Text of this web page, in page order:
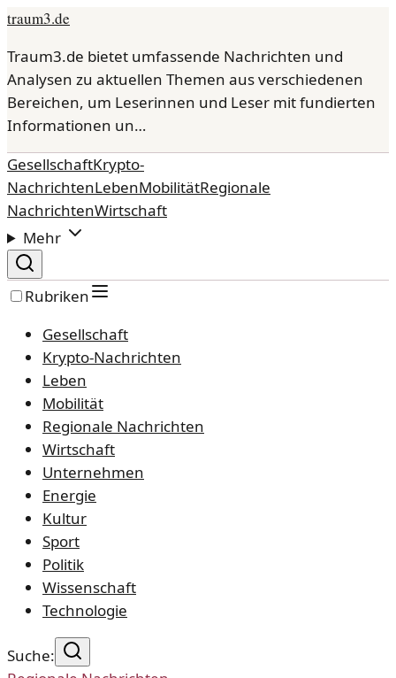
traum3.de
Traum3.de bietet umfassende Nachrichten und
Analysen zu aktuellen Themen aus verschiedenen
Bereichen, um Leserinnen und Leser mit fundierten
Informationen un…
GesellschaftKrypto-
NachrichtenLebenMobilitätRegionale
NachrichtenWirtschaft
Mehr
Rubriken
Gesellschaft
Krypto-Nachrichten
Leben
Mobilität
Regionale Nachrichten
Wirtschaft
Unternehmen
Energie
Kultur
Sport
Politik
Wissenschaft
Technologie
Suche: